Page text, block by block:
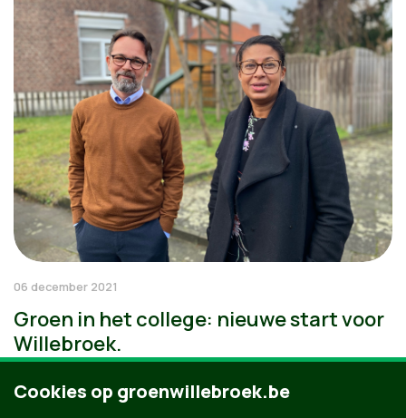
06 december 2021
Groen in het college: nieuwe start voor
Willebroek.
Cookies op groenwillebroek.be